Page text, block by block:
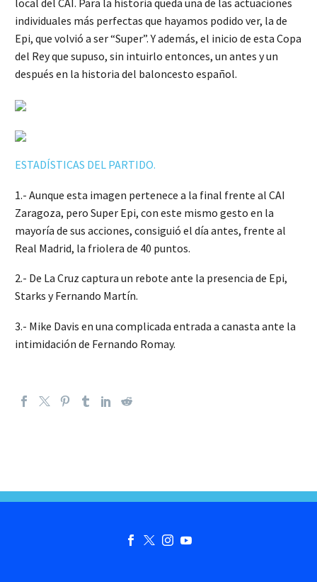
local del CAI. Para la historia queda una de las actuaciones
individuales más perfectas que hayamos podido ver, la de
Epi, que volvió a ser “Super”. Y además, el inicio de esta Copa
del Rey que supuso, sin intuirlo entonces, un antes y un
después en la historia del baloncesto español.
ESTADÍSTICAS DEL PARTIDO.
1.- Aunque esta imagen pertenece a la final frente al CAI
Zaragoza, pero Super Epi, con este mismo gesto en la
mayoría de sus acciones, consiguió el día antes, frente al
Real Madrid, la friolera de 40 puntos.
2.- De La Cruz captura un rebote ante la presencia de Epi,
Starks y Fernando Martín.
3.- Mike Davis en una complicada entrada a canasta ante la
intimidación de Fernando Romay.